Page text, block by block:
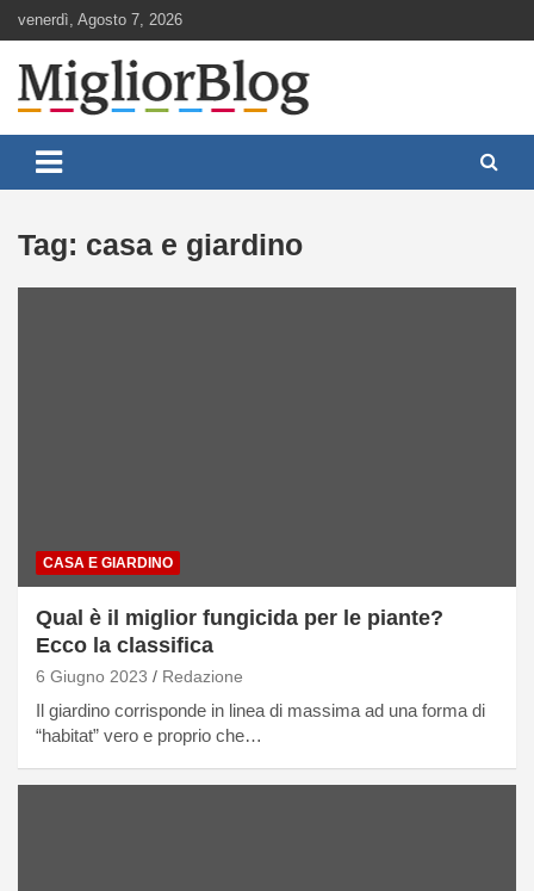
to
content
venerdì, Agosto 7, 2026
MigliorBlog.it
Tag: casa e giardino
CASA E GIARDINO
Qual è il miglior fungicida per le piante?
Ecco la classifica
6 Giugno 2023 Redazione
Il giardino corrisponde in linea di massima ad una forma di
“habitat” vero e proprio che…